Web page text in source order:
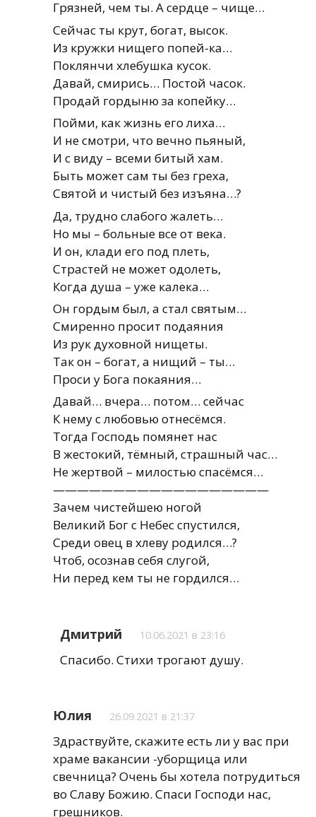
Грязней, чем ты. А сердце – чище…
Сейчас ты крут, богат, высок.
Из кружки нищего попей-ка…
Поклянчи хлебушка кусок.
Давай, смирись… Постой часок.
Продай гордыню за копейку…
Пойми, как жизнь его лиха…
И не смотри, что вечно пьяный,
И с виду – всеми битый хам.
Быть может сам ты без греха,
Святой и чистый без изъяна…?
Да, трудно слабого жалеть…
Но мы – больные все от века.
И он, клади его под плеть,
Страстей не может одолеть,
Когда душа – уже калека…
Он гордым был, а стал святым…
Смиренно просит подаяния
Из рук духовной нищеты.
Так он – богат, а нищий – ты…
Проси у Бога покаяния…
Давай… вчера… потом… сейчас
К нему с любовью отнесёмся.
Тогда Господь помянет нас
В жестокий, тёмный, страшный час…
Не жертвой – милостью спасёмся…
——————————————————
Зачем чистейшею ногой
Великий Бог с Небес спустился,
Среди овец в хлеву родился…?
Чтоб, осознав себя слугой,
Ни перед кем ты не гордился…
Дмитрий 10.06.2021 в 23:16
Спасибо. Стихи трогают душу.
Юлия 26.09.2021 в 21:37
Здраствуйте, скажите есть ли у вас при
храме вакансии -уборщица или
свечница? Очень бы хотела потрудиться
во Славу Божию. Спаси Господи нас,
грешников.